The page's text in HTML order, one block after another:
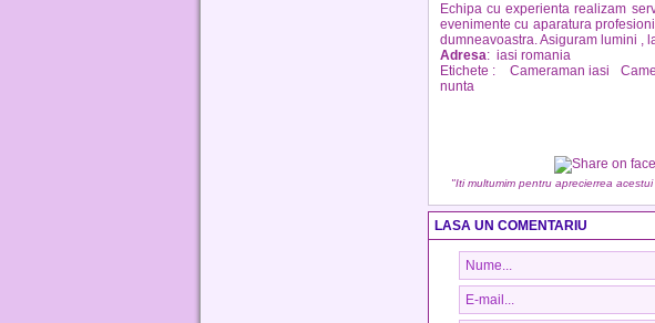
Echipa cu experienta realizam
evenimente cu aparatura
dumneavoastra. Asiguram lumini ,
Adresa: iasi romania
Etichete :
Cameraman iasi
nunta
"Iti multumim pentru aprecierrea acestui
LASA UN COMENTARIU